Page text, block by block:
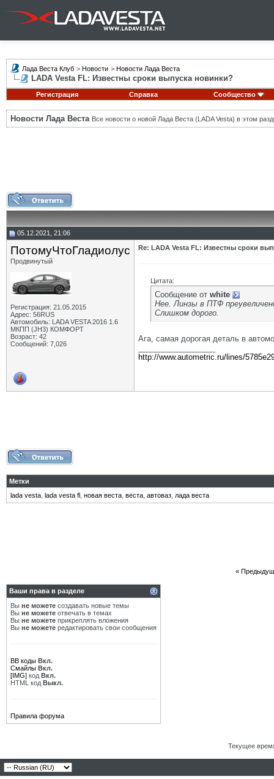
Лада Веста Клуб > Новости > Новости Лада Веста
LADA Vesta FL: Известны сроки выпуска новинки?
Регистрация Справка Сообщество
Новости Лада Веста Все новости о новой Лада Веста (LADA Vesta) в этом
05.12.2021, 21:06
ПотомуЧтоГладиолус
Продвинутый
Регистрация: 21.05.2015
Адрес: 56RUS
Автомобиль: LADA VESTA 2016 1.6
МКПП (JH3) КОМФОРТ
Возраст: 42
Сообщений: 7,026
Re: LADA Vesta FL: Известны сроки
Цитата:
Сообщение от white
Нее. Линзы в ПТФ
Слишком дорого.
Ага, самая дорогая деталь в
http://www.autometric.ru/lines/
Метки
lada vesta lada vesta fl новая веста веста автоваз лада веста
«
Ваши права в разделе
Вы не можете создавать новые темы
Вы не можете отвечать в темах
Вы не можете прикреплять вложения
Вы не можете редактировать свои сообщения
BB коды Вкл.
Смайлы Вкл.
[IMG] код Вкл.
HTML код Выкл.
Правила форума
Текущее